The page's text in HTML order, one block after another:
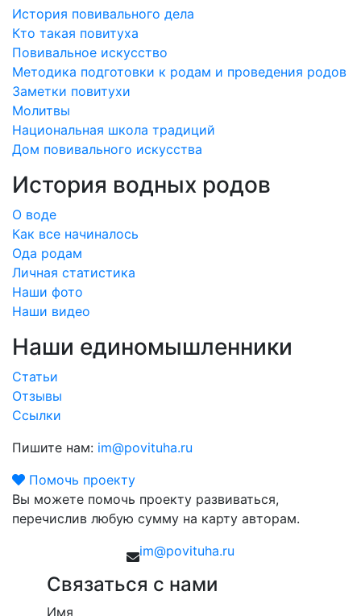
История повивального дела
Кто такая повитуха
Повивальное искусство
Методика подготовки к родам и проведения родов
Заметки повитухи
Молитвы
Национальная школа традиций
Дом повивального искусства
История водных родов
О воде
Как все начиналось
Ода родам
Личная статистика
Наши фото
Наши видео
Наши единомышленники
Статьи
Отзывы
Ссылки
Пишите нам: im@povituha.ru
Помочь проекту
Вы можете помочь проекту развиваться,
перечислив любую сумму на карту авторам.
im@povituha.ru
Связаться с нами
Имя